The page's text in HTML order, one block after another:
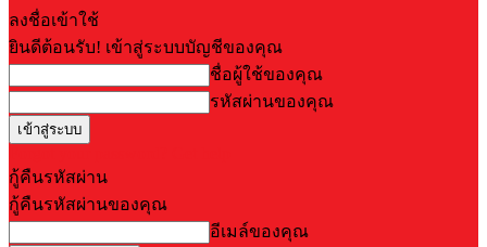
ลงชื่อเข้าใช้
ยินดีต้อนรับ! เข้าสู่ระบบบัญชีของคุณ
ชื่อผู้ใช้ของคุณ
รหัสผ่านของคุณ
กู้คืนรหัสผ่าน
กู้คืนรหัสผ่านของคุณ
อีเมล์ของคุณ